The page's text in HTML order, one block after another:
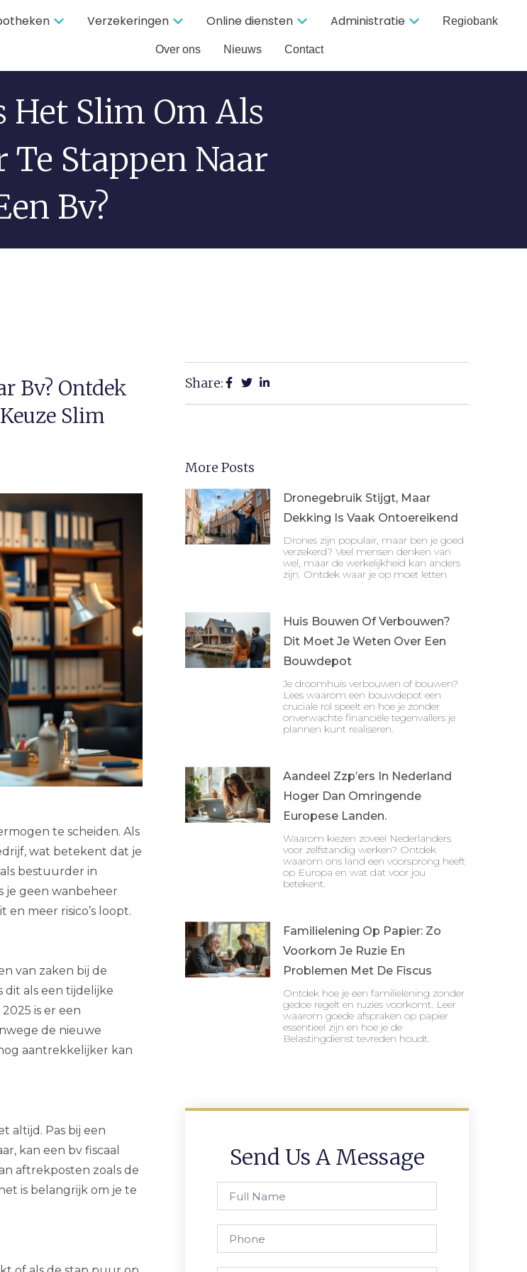
Verzekeringen Online diensten Administratie Regiobank
Over ons Nieuws Contact
Het Slim Om Als
Te Stappen Naar
Bv?
Bv? Ontdek
Slim
te scheiden. Als
wat betekent dat je
bestuurder in
je geen wanbeheer
meer risico’s loopt.
van zaken bij de
dit als een tijdelijke
is er een
de nieuwe
aantrekkelijker kan
altijd. Pas bij een
kan een bv fiscaal
aftrekposten zoals de
is belangrijk om je te
Share:
More Posts
Dronegebruik Stijgt, Maar
Dekking Is Vaak Ontoereikend
Drones zijn populair, maar ben je goed
verzekerd? Veel mensen denken van
wel, maar de werkelijkheid kan anders
zijn. Ontdek waar je op moet letten.
Huis Bouwen Of Verbouwen?
Dit Moet Je Weten Over Een
Bouwdepot
Je droomhuis verbouwen of bouwen?
Lees waarom een bouwdepot een
cruciale rol speelt en hoe je zonder
onverwachte financiële tegenvallers je
plannen kunt realiseren.
Aandeel Zzp’ers In Nederland
Hoger Dan Omringende
Europese Landen.
Waarom kiezen zoveel Nederlanders
voor zelfstandig werken? Ontdek
waarom ons land een voorsprong heeft
op Europa en wat dat voor jou
betekent.
Familielening Op Papier: Zo
Voorkom Je Ruzie En
Problemen Met De Fiscus
Ontdek hoe je een familielening zonder
gedoe regelt en ruzies voorkomt. Leer
waarom goede afspraken op papier
essentieel zijn en hoe je de
Belastingdienst tevreden houdt.
Send Us A Message